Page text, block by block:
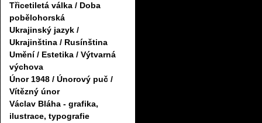
Třicetiletá válka / Doba
pobělohorská
Ukrajinský jazyk /
Ukrajinština / Rusínština
Umění / Estetika / Výtvarná
výchova
Únor 1948 / Únorový puč /
Vítězný únor
Václav Bláha - grafika,
ilustrace, typografie